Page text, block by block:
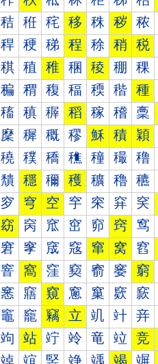
秸 秹 秺 移 秼 秽 秾
稈 稉 稊 程 稌 稍 税
稘 稙 稚 稛 稜 稝 稞
稨 稩 稪 稫 稬 稭 種
稸 稹 稺 稻 稼 稽 稾
穈 穉 穊 穋 穌 積 穎
穘 穙 穚 穛 穜 穝 穞
穨 穩 穪 穫 穬 穭 穮
穸 穹 空 穻 穼 穽 穾
窈 窉 窊 窋 窌 窍 窎
窘 窙 窚 窛 窜 窝 窞
窨 窩 窪 窫 窬 窭 窮
窸 窹 窺 窻 窼 窽 窾
竈 竉 竊 立 竌 竍 竎
竘 站 竚 竛 竜 竝 竞
竨 竩 竪 竫 竬 竭 竮